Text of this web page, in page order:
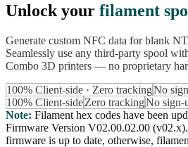
Unlock your filament
Generate custom NFC data for blank
Seamlessly use any third-party spool
Combo 3D printers — no proprietary
100% Client-side · Zero trackingNo
100% Client-sideZero trackingNo sign-
Note: Filament hex codes have been
Firmware Version V02.00.02.00
firmware is up to date, otherwise,